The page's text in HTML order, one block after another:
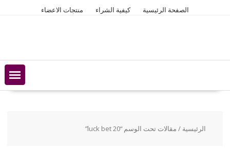
الصفحة الرئيسية كيفية الشراء منتجات الاعضاء
الرئيسية / مقالات تحت الوسم “20 luck bet”